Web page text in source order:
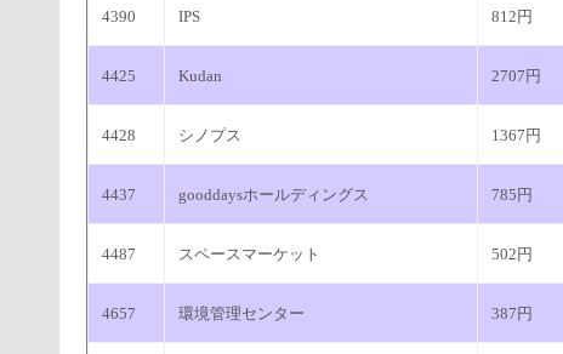
4390 IPS 812円
4425 Kudan 2707円
4428 シノプス 1367円
4437 gooddaysホールディングス 785円
4487 スペースマーケット 502円
4657 環境管理センター 387円